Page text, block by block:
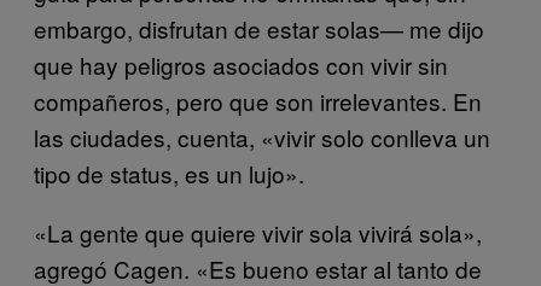
embargo, disfrutan de estar solas— me dijo
que hay peligros asociados con vivir sin
compañeros, pero que son irrelevantes. En
las ciudades, cuenta, «vivir solo conlleva un
tipo de status, es un lujo».
«La gente que quiere vivir sola vivirá sola»,
agregó Cagen. «Es bueno estar al tanto de